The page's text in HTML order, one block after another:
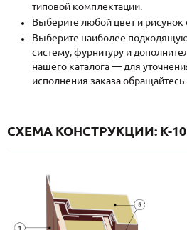
ЗАПРОСИТЬ
Каталог
Записаться
типовой комплектации.
Выберите любой цвет и рисунок
Выберите наиболее
систему, фурнитуру и
нашего каталога — для
исполнения заказа
СХЕМА КОНСТРУКЦИИ: K-10